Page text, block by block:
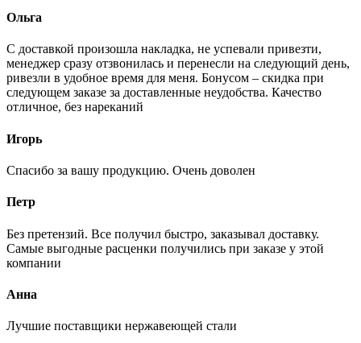
Ольга
С доставкой произошла накладка, не успевали привезти,
менеджер сразу отзвонилась и перенесли на следующий день,
ривезли в удобное время для меня. Бонусом – скидка при
следующем заказе за доставленные неудобства. Качество
отличное, без нареканий
Игорь
Спасибо за вашу продукцию. Очень доволен
Петр
Без претензий. Все получил быстро, заказывал доставку.
Самые выгодные расценки получились при заказе у этой
компании
Анна
Лучшие поставщики нержавеющей стали